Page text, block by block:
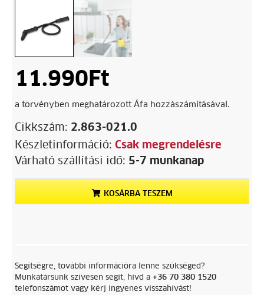
11.990 Ft
a törvényben meghatározott Áfa hozzászámításával.
Cikkszám: 2.863-021.0
Készletinformáció: Csak megrendelésre
Várható szállítási idő: 5-7 munkanap
KOSÁRBA TESZEM
Segítségre, további információra lenne szükséged?
Munkatársunk szívesen segít, hívd a +36 70 380 1520
telefonszámot vagy kérj ingyenes visszahívást!